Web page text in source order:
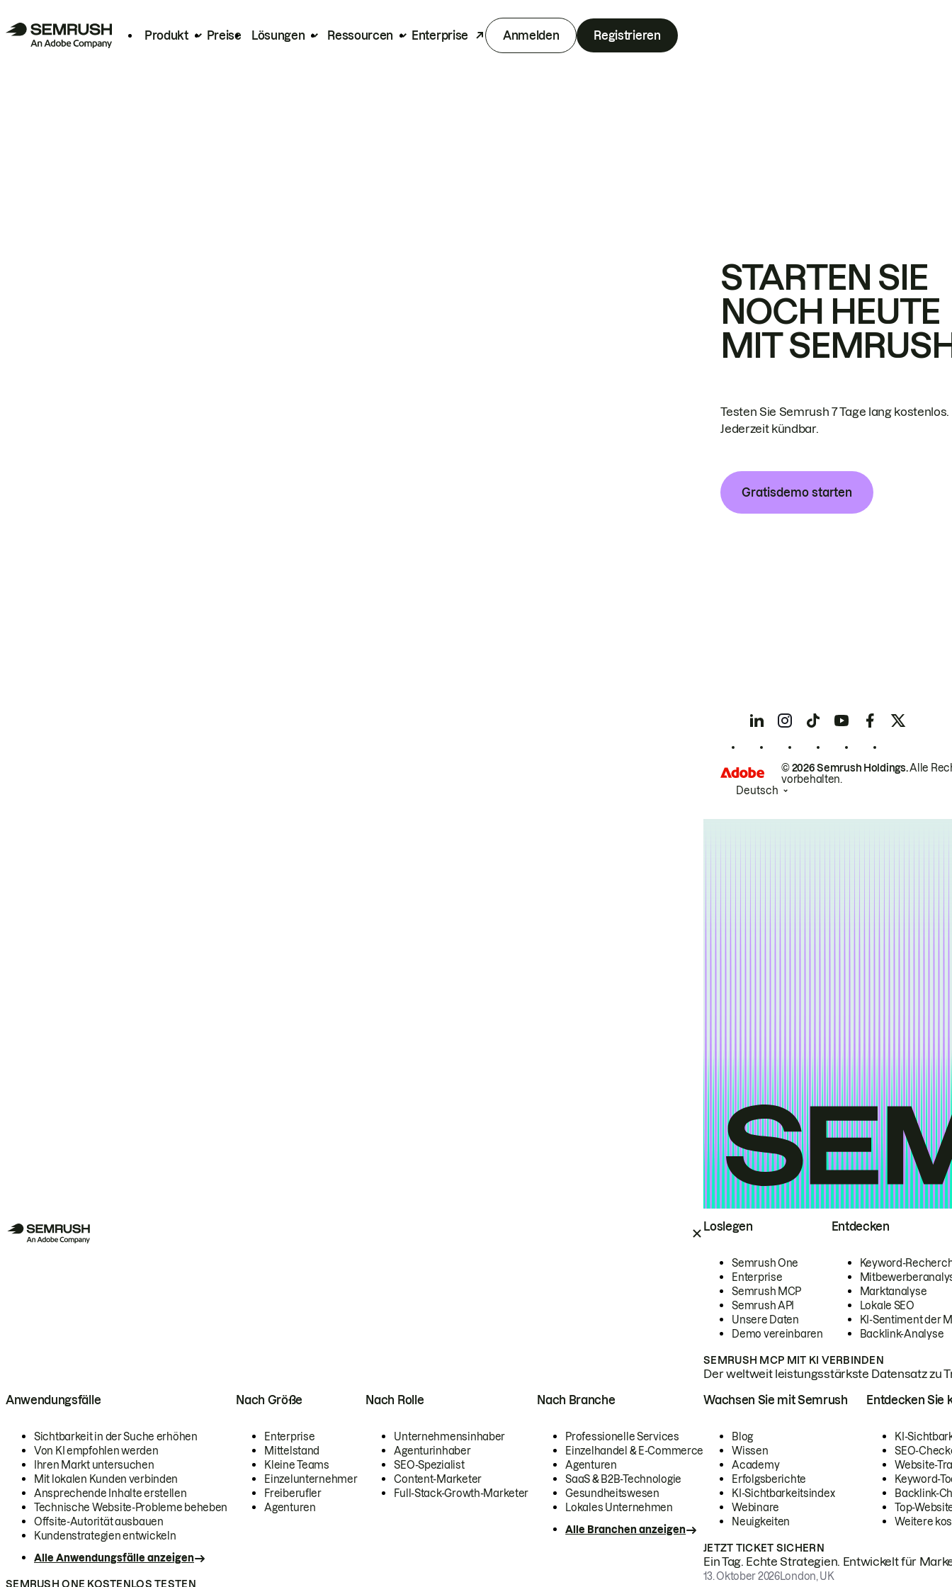
Produkt Preise Lösungen Ressourcen Enterprise Anmelden Registrieren
Loslegen
Semrush One
Enterprise
Semrush MCP
Semrush API
Unsere Daten
Demo vereinbaren
Entdecken
Keyword-
Marktanalyse
Lokale SEO
KI-Sentiment der
Backlink-Analyse
SEMRUSH MCP MIT KI VERBINDEN
Der weltweit leistungsstärkste Datensatz zu
Anwendungsfälle
Sichtbarkeit in der Suche erhöhen
Von KI empfohlen werden
Ihren Markt untersuchen
Mit lokalen Kunden verbinden
Ansprechende Inhalte erstellen
Technische Website-Probleme beheben
Offsite-Autorität ausbauen
Kundenstrategien entwickeln
Alle Anwendungsfälle anzeigen
Nach Größe
Enterprise
Mittelstand
Kleine Teams
Einzelunternehmer
Freiberufler
Agenturen
Nach Rolle
Unternehmensinhaber
Agenturinhaber
SEO-Spezialist
Content-Marketer
Full-Stack-Growth-Marketer
Nach Branche
Professionelle Services
Einzelhandel & E-Commerce
Agenturen
SaaS & B2B-Technologie
Gesundheitswesen
Lokales Unternehmen
Alle Branchen anzeigen
SEMRUSH ONE KOSTENLOS TESTEN
Wachsen Sie mit Semrush
Blog
Wissen
Academy
Erfolgsberichte
KI-Sichtbarkeitsindex
Webinare
Neuigkeiten
Entdecken Sie
KI-
SEO-
Website-
Keyword-
Backlink-
Top-
Weitere
JETZT TICKET SICHERN
Ein Tag. Echte Strategien. Entwickelt für
13. Oktober 2026London, UK
STARTEN SIE
NOCH HEUTE
MIT
Testen Sie Semrush 7 Tage lang kostenlos.
Jederzeit kündbar.
Gratisdemo starten
© 2026 Semrush Holdings.Alle
vorbehalten.
Deutsch